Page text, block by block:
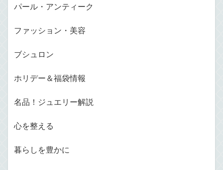
パール・アンティーク
ファッション・美容
ブシュロン
ホリデー＆福袋情報
名品！ジュエリー解説
心を整える
暮らしを豊かに